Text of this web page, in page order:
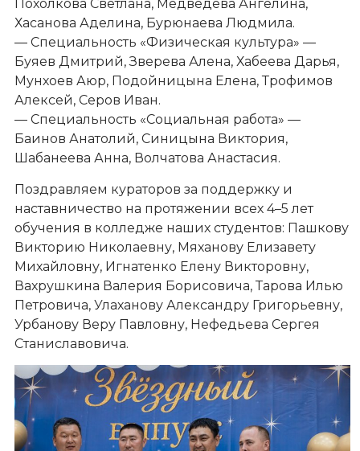
Похолкова Светлана, Медведева Ангелина,
Хасанова Аделина, Бурюнаева Людмила.
— Специальность «Физическая культура» —
Буяев Дмитрий, Зверева Алена, Хабеева Дарья,
Мунхоев Аюр, Подойницына Елена, Трофимов
Алексей, Серов Иван.
— Специальность «Социальная работа» —
Баинов Анатолий, Синицына Виктория,
Шабанеева Анна, Волчатова Анастасия.
Поздравляем кураторов за поддержку и
наставничество на протяжении всех 4–5 лет
обучения в колледже наших студентов: Пашкову
Викторию Николаевну, Мяханову Елизавету
Михайловну, Игнатенко Елену Викторовну,
Вахрушкина Валерия Борисовича, Тарова Илью
Петровича, Улаханову Александру Григорьевну,
Урбанову Веру Павловну, Нефедьева Сергея
Станиславовича.